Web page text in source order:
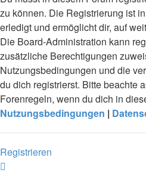
zu können. Die Registrierung ist
erledigt und ermöglicht dir, auf
Die Board-Administration kann
zusätzliche Berechtigungen
Nutzungsbedingungen und die
du dich registrierst. Bitte beachte
Forenregeln, wenn du dich in
Nutzungsbedingungen |
Registrieren